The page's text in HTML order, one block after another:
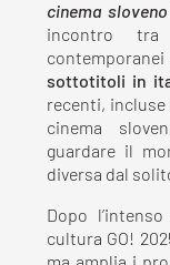
cinema
incontro
sottotitoli in
recenti, incluse
cinema
guardare il
diversa dal
Dopo
cultura GO!